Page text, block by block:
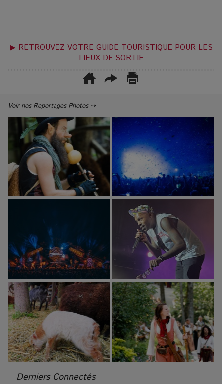
▶ RETROUVEZ VOTRE GUIDE TOURISTIQUE POUR LES
LIEUX DE SORTIE
Voir nos Reportages Photos ⇢
Derniers Connectés